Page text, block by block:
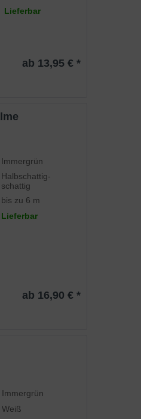
Lieferbar
ab 13,95 € *
Immergrün
Halbschattig-
schattig
bis zu 6 m
Lieferbar
ab 16,90 € *
Immergrün
Weiß